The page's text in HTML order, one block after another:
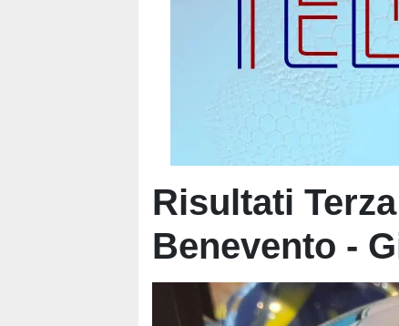
Risultati
Benevento -